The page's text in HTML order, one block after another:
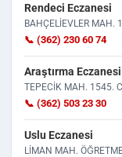
Rendeci Eczanesi
BAHÇELİEVLER MAH.
📞 (362) 230 60 74
Araştırma Eczanesi
TEPECİK MAH. 1545.
📞 (362) 503 23 30
Uslu Eczanesi
LİMAN MAH.